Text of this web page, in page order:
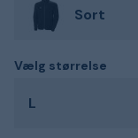
Sort
Vælg størrelse
L